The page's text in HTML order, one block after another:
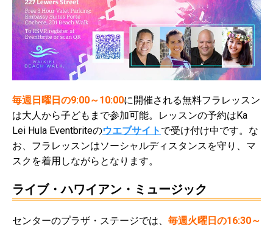
毎週日曜日の9:00～10:00に開催される無料フラレッスン
は大人から子どもまで参加可能。レッスンの予約はKa
Lei Hula Eventbriteのウエブサイト で受け付け中です。な
お、フラレッスンはソーシャルディスタンスを守り、マ
スクを着用しながらとなります。
ライブ・ハワイアン・ミュージック
センターのプラザ・ステージでは、 毎週火曜日の16:30～